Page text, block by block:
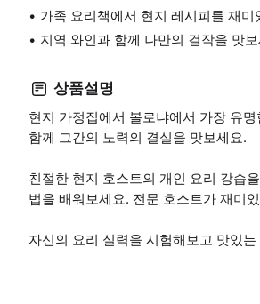
가족 요리책에서 현지 레시피를 재미
지역 와인과 함께 나만의 걸작을 맛
상품설명
현지 가정집에서 볼로냐에서 가장 유
함께 그간의 노력의 결실을 맛보세요.
친절한 현지 호스트의 개인 요리 강습
법을 배워보세요. 전문 호스트가 재미
자신의 요리 실력을 시험해보고 맛있